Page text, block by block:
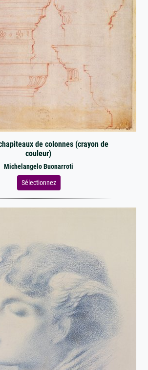
de colonnes (crayon de
couleur)
Michelangelo Buonarroti
Sélectionnez